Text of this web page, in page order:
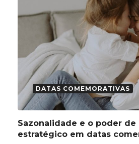
DATAS COMEMORATIVAS
Sazonalidade e o poder
estratégico em datas